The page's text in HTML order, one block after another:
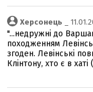
Херсонець _
"...недружні до
походженням
згоден. Левінські
Клінтону, хто є в